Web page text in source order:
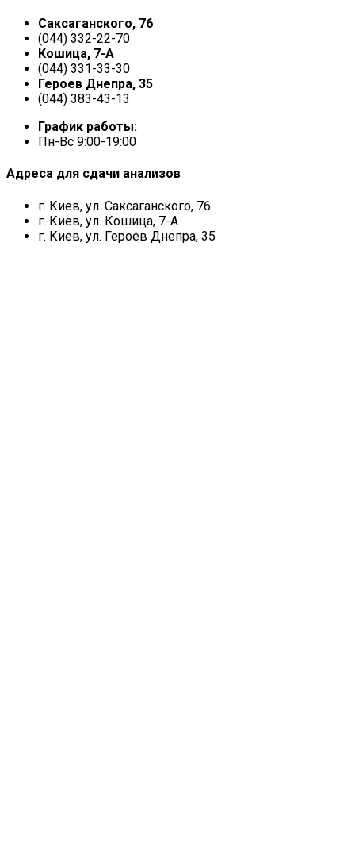
Саксаганского, 76
(044) 332-22-70
Кошица, 7-А
(044) 331-33-30
Героев Днепра, 35
(044) 383-43-13
График работы:
Пн-Вс 9:00-19:00
Адреса для сдачи анализов
г. Киев, ул. Саксаганского, 76
г. Киев, ул. Кошица, 7-А
г. Киев, ул. Героев Днепра, 35